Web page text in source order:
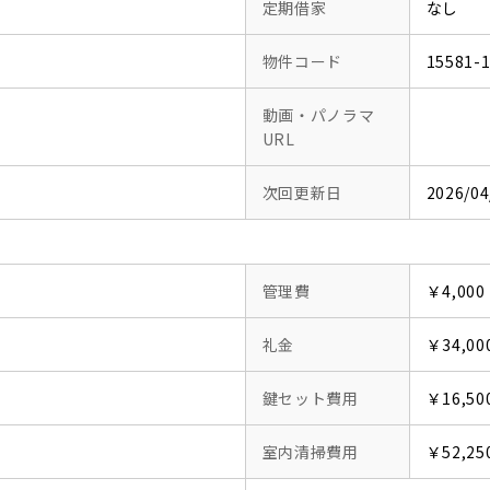
定期借家 なし
物件コード 15581-
動画・パノラマ
URL
次回更新日 2026/
管理費 ￥4,000
礼金 ￥
鍵セット費用 ￥
室内清掃費用 ￥